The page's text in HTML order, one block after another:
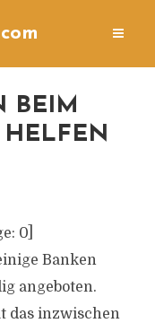
BEIM
HELFEN
0]
Banken
angeboten.
das inzwischen